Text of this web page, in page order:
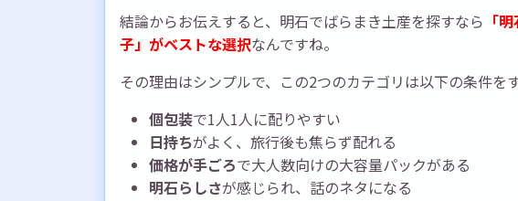
結論からお伝えすると、明石でばらまき土産を探すなら 「
子」がベストな選択なんですね。
その理由はシンプルで、この2つのカテゴリは以下の条件を
個包装で1人1人に配りやすい
日持ちがよく、旅行後も焦らず配れる
価格が手ごろで大人数向けの大容量パックがある
明石らしさが感じられ、話のネタになる